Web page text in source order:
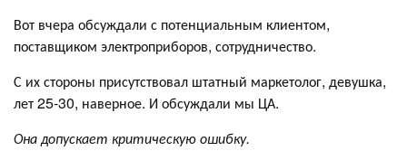
Вот вчера обсуждали с потенциальным клиентом,
поставщиком электроприборов, сотрудничество.
С их стороны присутствовал штатный маркетолог, девушка,
лет 25-30, наверное. И обсуждали мы ЦА.
Она допускает критическую ошибку.